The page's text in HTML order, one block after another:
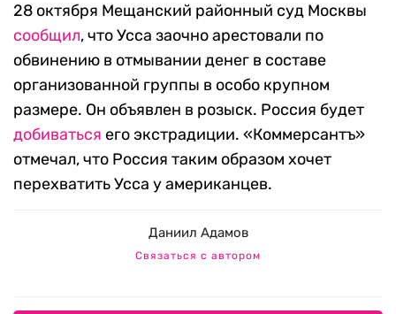
28 октября Мещанский районный суд Москвы
сообщил, что Усса заочно арестовали по
обвинению в отмывании денег в составе
организованной группы в особо крупном
размере. Он объявлен в розыск. Россия будет
добиваться его экстрадиции. «Коммерсантъ»
отмечал, что Россия таким образом хочет
перехватить Усса у американцев.
Даниил Адамов
Связаться с автором